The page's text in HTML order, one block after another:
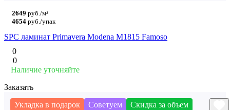
2649 руб./м²
4654 руб./упак
SPC ламинат Primavera Modena M1815 Famoso
0
0
Наличие уточняйте
Заказать
Укладка в подарок
Советуем Скидка за объем